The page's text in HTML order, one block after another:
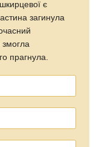
є
загинула
змогла
прагнула.